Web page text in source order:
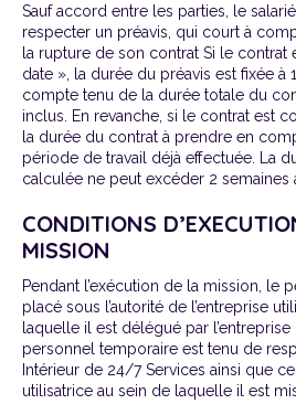
Sauf accord entre les parties, le
respecter un préavis, qui court à
la rupture de son contrat Si le contrat
date », la durée du préavis est fixée à
compte tenu de la durée totale du
inclus. En revanche, si le contrat est
la durée du contrat à prendre en
période de travail déjà effectuée. La
calculée ne peut excéder 2 semaines
CONDITIONS
MISSION
Pendant l’exécution de la mission, le
placé sous l’autorité de l’entreprise
laquelle il est délégué par
personnel temporaire est tenu de
Intérieur de 24/7 Services ainsi que
utilisatrice au sein de laquelle il est